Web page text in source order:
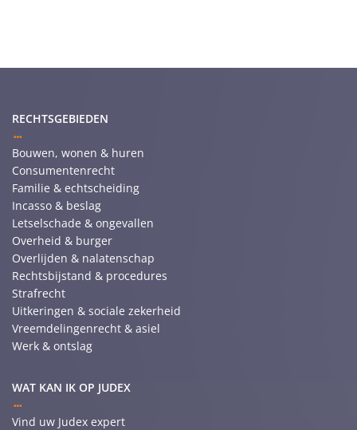
RECHTSGEBIEDEN
Bouwen, wonen & huren
Consumentenrecht
Familie & echtscheiding
Incasso & beslag
Letselschade & ongevallen
Overheid & burger
Overlijden & nalatenschap
Rechtsbijstand & procedures
Strafrecht
Uitkeringen & sociale zekerheid
Vreemdelingenrecht & asiel
Werk & ontslag
WAT KAN IK OP JUDEX
Vind uw Judex expert